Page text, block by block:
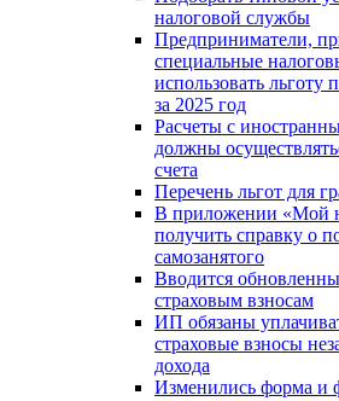
налоговой службы
Предприниматели,
специальные
использовать льготу
за 2025 год
Расчеты с
должны
счета
Перечень льгот для
В приложении «Мой
получить справку о
самозанятого
Вводится
страховым взносам
ИП обязаны
страховые взносы
дохода
Изменились форма и